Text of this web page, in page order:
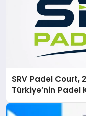
SRV Padel Court,
Türkiye’nin Padel